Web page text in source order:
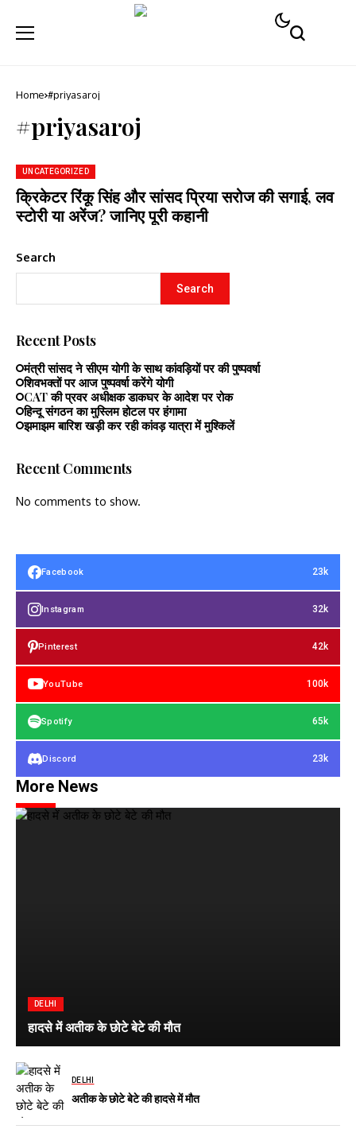
Home #priyasaroj
#priyasaroj
UNCATEGORIZED
क्रिकेटर रिंकू सिंह और सांसद प्रिया सरोज की सगाई, लव
स्टोरी या अरेंज? जानिए पूरी कहानी
Search
Search
Recent Posts
मंत्री सांसद ने सीएम योगी के साथ कांवड़ियों पर की पुष्पवर्षा
शिवभक्तों पर आज पुष्पवर्षा करेंगे योगी
CAT की प्रवर अधीक्षक डाकघर के आदेश पर रोक
हिन्दू संगठन का मुस्लिम होटल पर हंगामा
झमाझम बारिश खड़ी कर रही कांवड़ यात्रा में मुश्किलें
Recent Comments
No comments to show.
Facebook 23k
Instagram 32k
Pinterest 42k
YouTube 100k
Spotify 65k
Discord 23k
More News
DELHI
हादसे में अतीक के छोटे बेटे की मौत
DELHI
अतीक के छोटे बेटे की हादसे में मौत